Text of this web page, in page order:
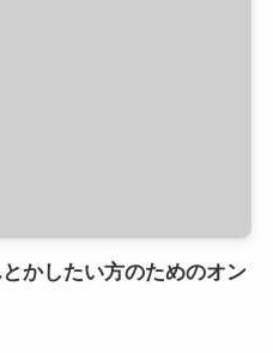
かしたい方のためのオン